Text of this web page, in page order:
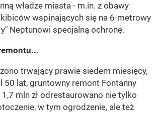
władze miasta - m.in. z obawy
wspinających się na 6-metrowy
Neptunowi specjalną ochronę.
trwający prawie siedem miesięcy,
50 lat, gruntowny remont Fontanny
mln zł odrestaurowano nie tylko
w tym ogrodzenie, ale też